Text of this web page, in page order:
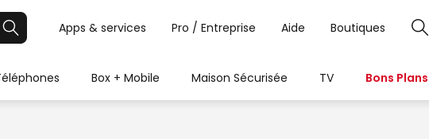
Apps & services Pro / Entreprise Aide Boutiques
Box + Mobile Maison Sécurisée TV Bons Plans